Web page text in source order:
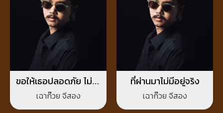
ขอให้เธอปลอดภัย ไม่ว่า
จะอ้อมกอดใครก็ตาม
เฉาก๊วย จีสอง
ที่ผ่านมาไม่มีอยู่จริง
เฉาก๊วย จีสอง